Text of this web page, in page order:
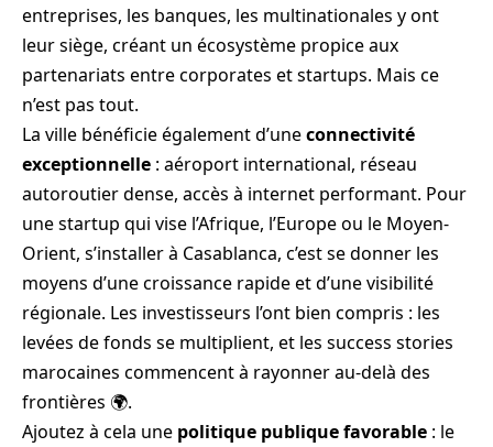
entreprises, les banques, les multinationales y ont
leur siège, créant un écosystème propice aux
partenariats entre corporates et startups. Mais ce
n’est pas tout.
La ville bénéficie également d’uneconnectivité
exceptionnelle : aéroport international, réseau
autoroutier dense, accès à internet performant. Pour
une startup qui vise l’Afrique, l’Europe ou le Moyen-
Orient, s’installer à Casablanca, c’est se donner les
moyens d’une croissance rapide et d’une visibilité
régionale. Les investisseurs l’ont bien compris : les
levées de fonds se multiplient, et les success stories
marocaines commencent à rayonner au-delà des
frontières 🌍.
Ajoutez à cela une politique publique favorable : le